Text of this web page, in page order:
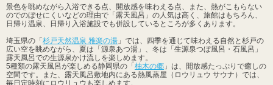
景色を眺めながら入浴できる点、開放感を味わえる点、また、熱がこもらない
のでのぼせにくいなどの理由で「露天風呂」の人気は高く、旅館はもちろん、
日帰り温泉、日帰り入浴施設でも併設しているところが多くあります。
埼玉県の「 杉戸天然温泉 雅楽の湯 」では、四季を通じて味わえる自然と杉戸の
広い空を眺めながら、夏は「源泉あつ湯」、冬は「生源泉つぼ風呂・石風呂」
露天風呂での生源泉かけ流しを楽しめます。
5種類の露天風呂が楽しめる静岡県の「 柚木の郷 」は、開放感たっぷりで癒しの
空間です。また、露天風呂敷地内にある熱風蒸屋（ロウリュウ サウナ）では、
毎日定時刻にロウリュウも楽しめます。